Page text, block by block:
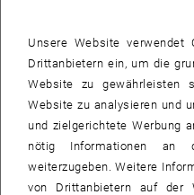
Gleichzeitig nehmen wir Ihre
erste Mal Blut, so ersuchen wir
Lichtbildausweises. Mittels
Ausschließungsgrund die
mit der Registrierung der Daten
einverstanden sind.
Unsere Website verwendet
Drittanbietern ein, um die
Website zu gewährleisten
Website zu analysieren und
und zielgerichtete Werbung
nötig Informationen an
weiterzugeben. Weitere
von Drittanbietern auf der